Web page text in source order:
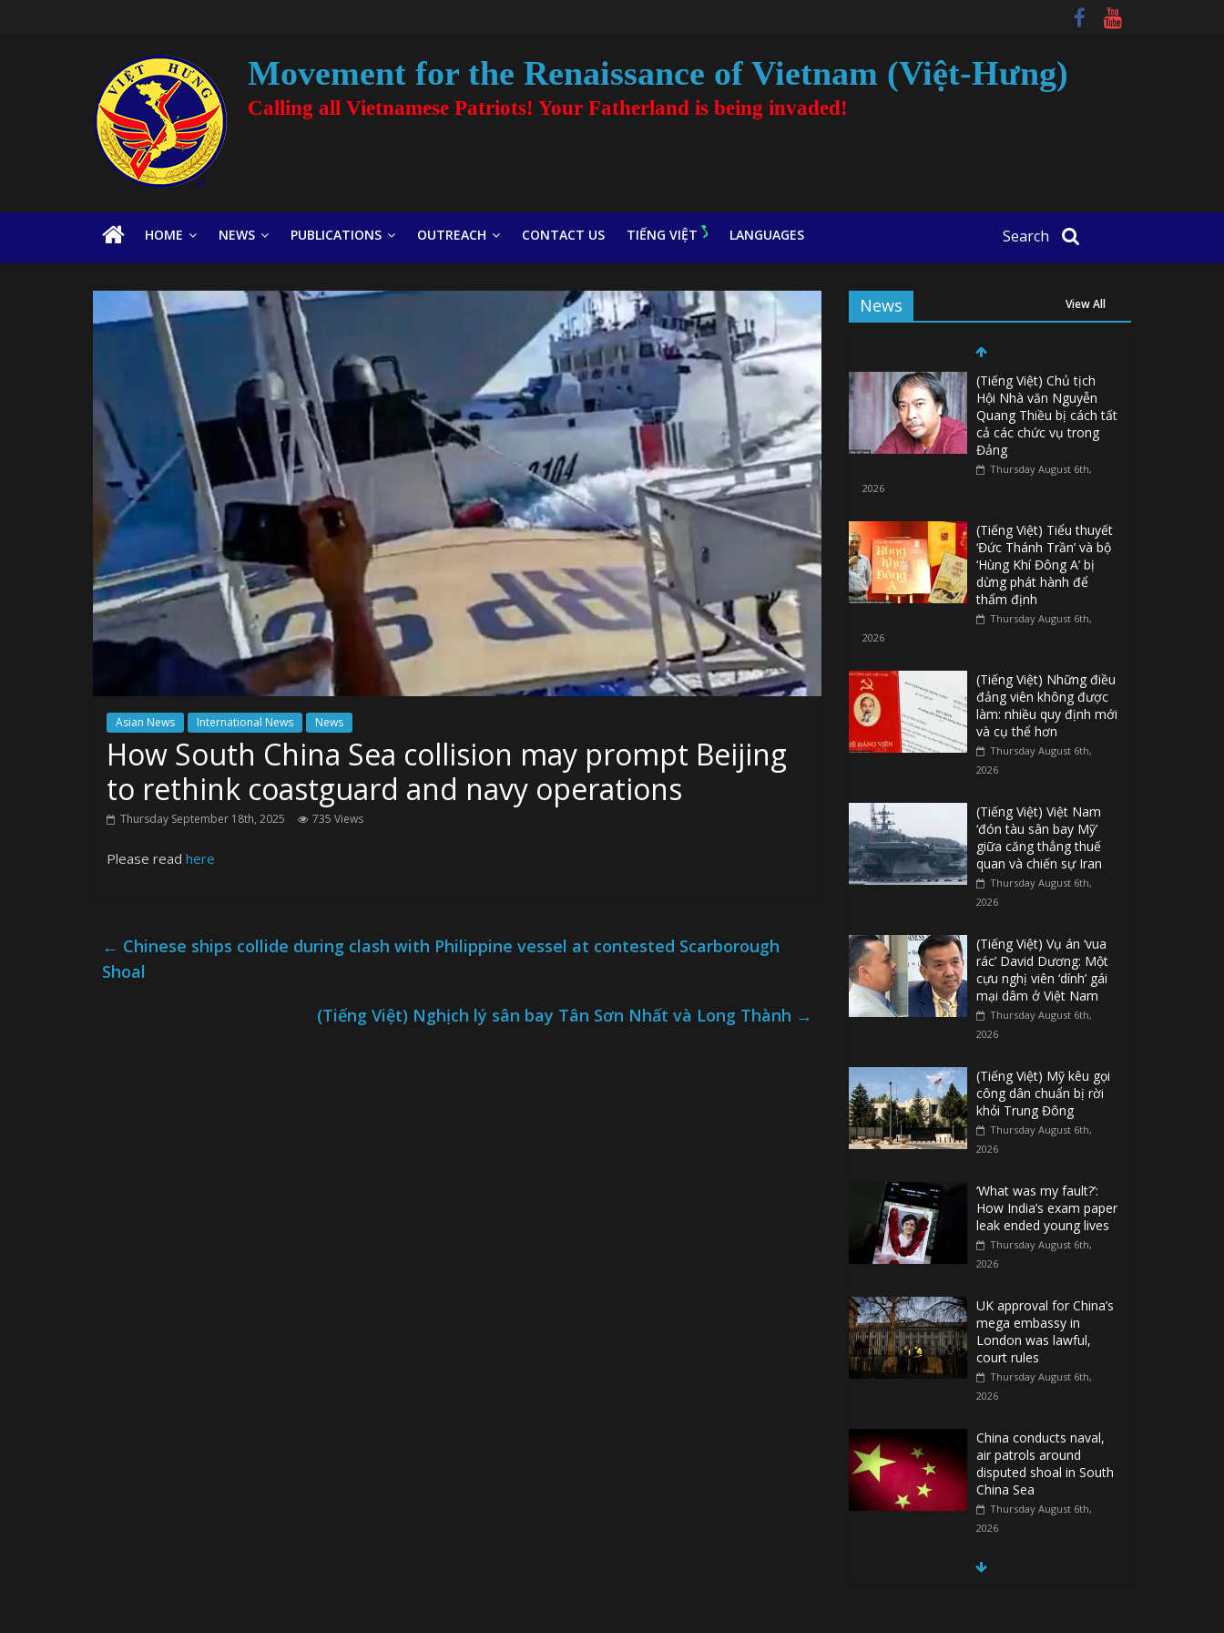
Movement for the Renaissance of Vietnam (Việt-Hưng)
Calling all Vietnamese Patriots! Your Fatherland is being invaded!
HOME NEWS PUBLICATIONS OUTREACH CONTACT US TIẾNG VIỆT LANGUAGES Search
Asian News International News News
How South China Sea collision may prompt Beijing
to rethink coastguard and navy operations
Thursday September 18th, 2025 735 Views
Please read here
← Chinese ships collide during clash with Philippine vessel at contested Scarborough
Shoal
(Tiếng Việt) Nghịch lý sân bay Tân Sơn Nhất và Long Thành →
News View All
(Tiếng Việt) Chủ tịch
Hội Nhà văn Nguyễn
Quang Thiều bị cách tất
cả các chức vụ trong
Đảng
Thursday August 6th,
2026
(Tiếng Việt) Tiểu thuyết
‘Đức Thánh Trần’ và bộ
‘Hùng Khí Đông A’ bị
dừng phát hành để
thẩm định
Thursday August 6th,
2026
(Tiếng Việt) Những điều
đảng viên không được
làm: nhiều quy định mới
và cụ thể hơn
Thursday August 6th,
2026
(Tiếng Việt) Việt Nam
‘đón tàu sân bay Mỹ’
giữa căng thẳng thuế
quan và chiến sự Iran
Thursday August 6th,
2026
(Tiếng Việt) Vụ án ‘vua
rác’ David Dương: Một
cựu nghị viên ‘dính’ gái
mại dâm ở Việt Nam
Thursday August 6th,
2026
(Tiếng Việt) Mỹ kêu gọi
công dân chuẩn bị rời
khỏi Trung Đông
Thursday August 6th,
2026
‘What was my fault?’:
How India’s exam paper
leak ended young lives
Thursday August 6th,
2026
UK approval for China’s
mega embassy in
London was lawful,
court rules
Thursday August 6th,
2026
China conducts naval,
air patrols around
disputed shoal in South
China Sea
Thursday August 6th,
2026
Spain Regains Control